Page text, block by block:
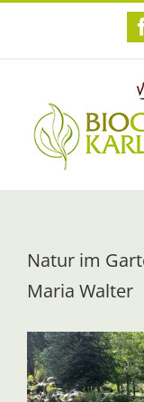
Zum
Natur im
Maria Walter